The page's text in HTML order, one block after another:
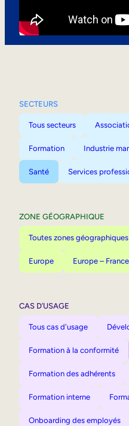
SECTEURS
Tous secteurs
Formation Industrie
Santé Services
ZONE GÉOGRAPHIQUE
Toutes zones géographiques
Europe Europe – France
CAS D’USAGE
Tous cas d'usage
Formation à la conformité
Formation des adhérents
Formation interne
Onboarding des employés